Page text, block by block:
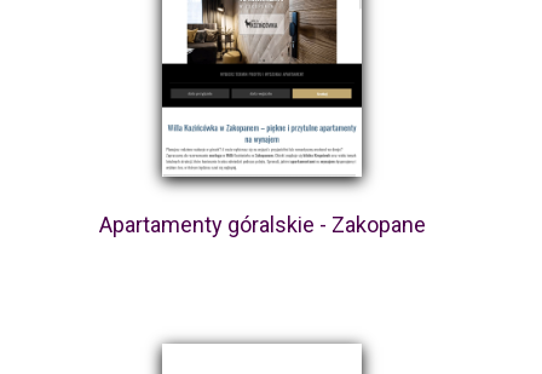
Apartamenty góralskie - Zakopane